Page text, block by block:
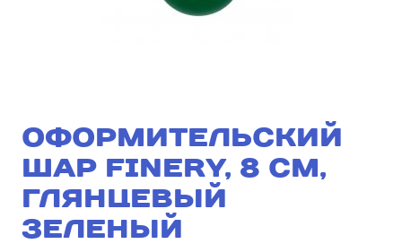
ОФОРМИТЕЛЬСКИЙ
ШАР FINERY, 8 СМ,
ГЛЯНЦЕВЫЙ
ЗЕЛЕНЫЙ